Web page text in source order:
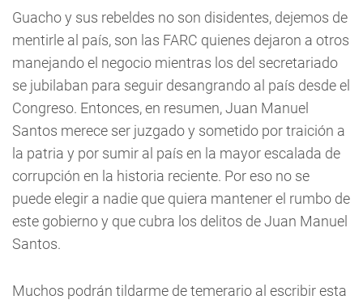
Guacho y sus rebeldes no son disidentes, dejemos de
mentirle al país, son las FARC quienes dejaron a otros
manejando el negocio mientras los del secretariado
se jubilaban para seguir desangrando al país desde el
Congreso. Entonces, en resumen, Juan Manuel
Santos merece ser juzgado y sometido por traición a
la patria y por sumir al país en la mayor escalada de
corrupción en la historia reciente. Por eso no se
puede elegir a nadie que quiera mantener el rumbo de
este gobierno y que cubra los delitos de Juan Manuel
Santos.
Muchos podrán tildarme de temerario al escribir esta